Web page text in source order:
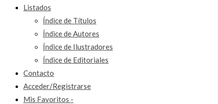
Listados
Índice de Títulos
Índice de Autores
Índice de Ilustradores
Índice de Editoriales
Contacto
Acceder/Registrarse
Mis Favoritos -